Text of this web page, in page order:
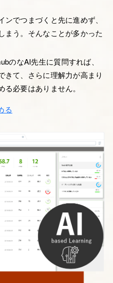
でつまづくと先に進めず、
まう。そんなことが多かった
のなAI先生に質問すれば、
きて、さらに理解力が高まり
必要はありません。
る